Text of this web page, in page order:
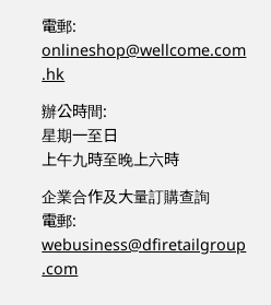
電郵:
onlineshop@wellcome.com
.hk
辦公時間:
星期一至日
上午九時至晚上六時
企業合作及大量訂購查詢
電郵:
webusiness@dfiretailgroup
.com